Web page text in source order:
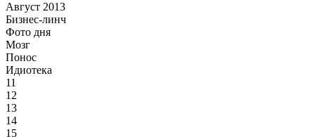
Август 2013
Бизнес-линч
Фото дня
Мозг
Понос
Идиотека
11
12
13
14
15